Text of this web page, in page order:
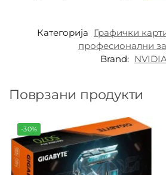
Категорија Графички
професионални
Brand: NVIDIA
Поврзани продукти
-30%